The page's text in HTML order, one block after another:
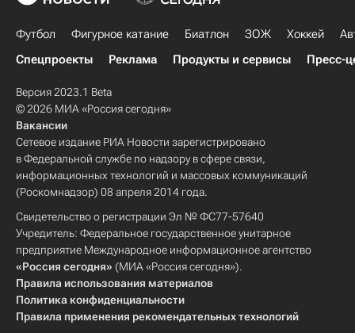
Футбол Фигурное катание Биатлон ЗОЖ Хоккей
Спецпроекты
Реклама Продукты и сервисы Пресс-
Версия 2023.1 Beta
© 2026 МИА «Россия сегодня»
Вакансии
Сетевое издание РИА Новости зарегистрировано
в Федеральной службе по надзору в сфере связи,
информационных технологий и массовых коммуникаций
(Роскомнадзор) 08 апреля 2014 года.
Свидетельство о регистрации Эл № ФС77-57640
Учредитель: Федеральное государственное унитарное
предприятие Международное информационное агентство
«Россия сегодня» (МИА «Россия сегодня»).
Правила использования материалов
Политика конфиденциальности
Правила применения рекомендательных технологий